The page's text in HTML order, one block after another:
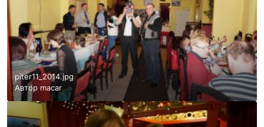
piter11_2014.jpg
Автор macar